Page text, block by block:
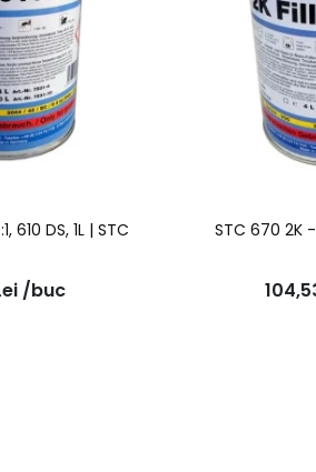
610 DS, 1L | STC
/buc
STC 670 2K -